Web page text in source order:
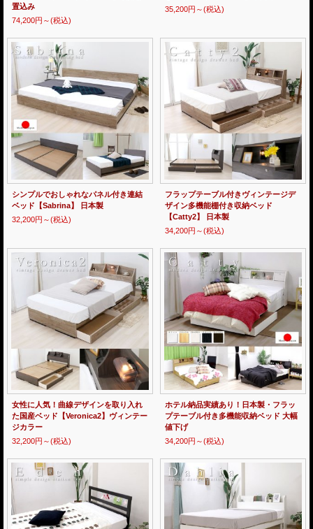
置込み
74,200円～(税込)
35,200円～(税込)
シンプルでおしゃれなパネル付き連結
ベッド【Sabrina】 日本製
32,200円～(税込)
フラップテーブル付きヴィンテージデ
ザイン多機能棚付き収納ベッド
【Catty2】 日本製
34,200円～(税込)
女性に人気！曲線デザインを取り入れ
た国産ベッド【Veronica2】ヴィンテー
ジカラー
32,200円～(税込)
ホテル納品実績あり！日本製・フラッ
プテーブル付き多機能収納ベッド 大幅
値下げ
34,200円～(税込)